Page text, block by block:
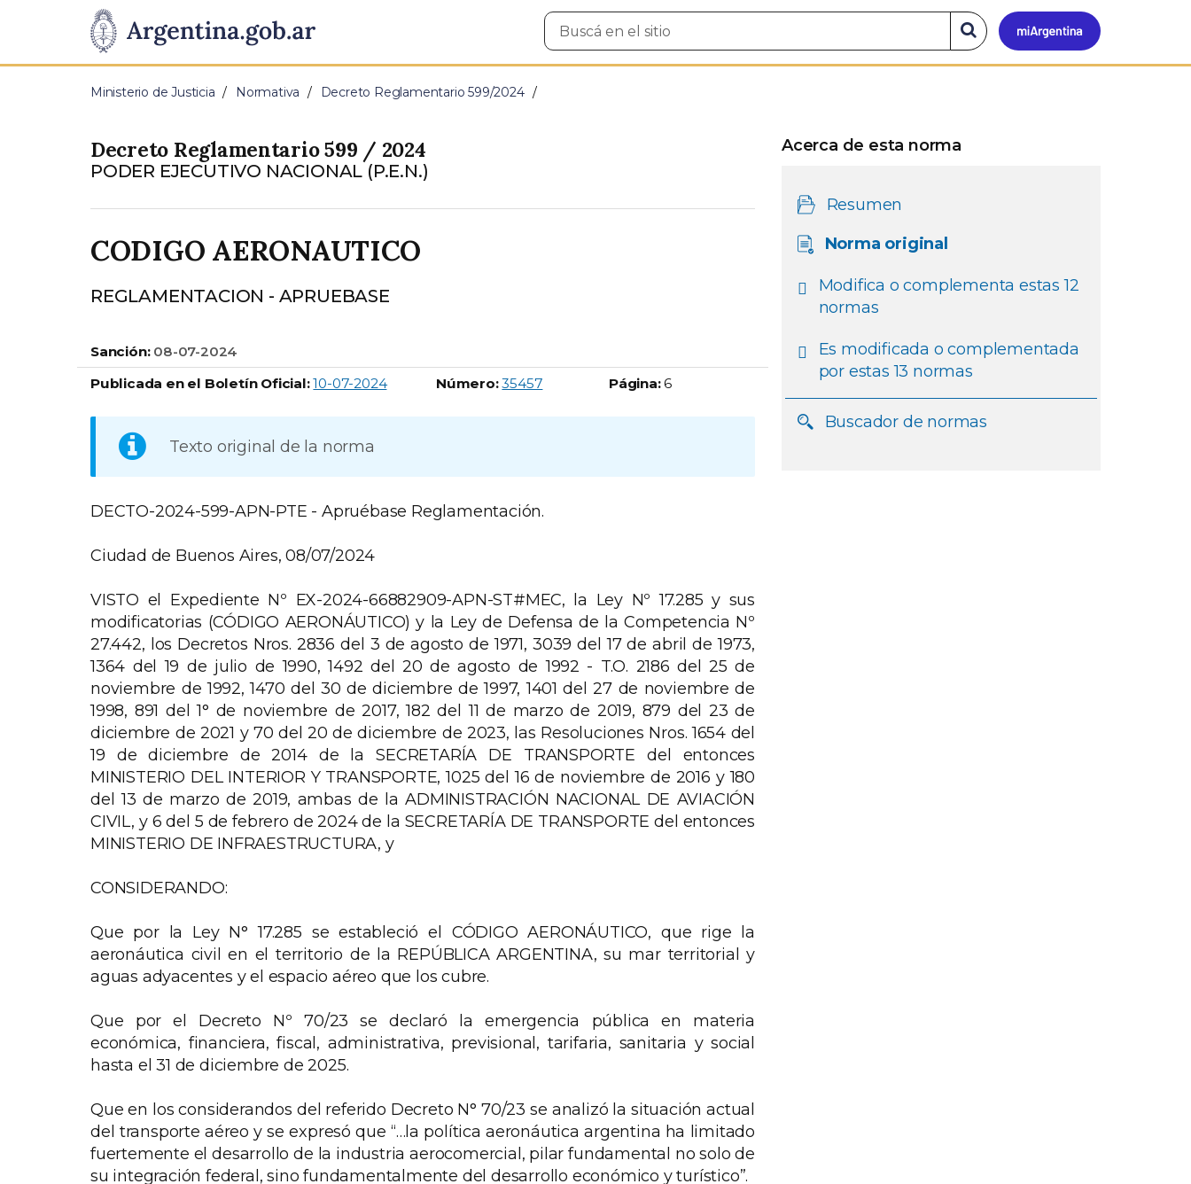
Presidencia
de
Pasar al contenido principal
Mi
Buscar
en
Buscar
en
el
Ministerio de Justicia Normativa Decreto Reglamentario 599/2024
Decreto Reglamentario 599 / 2024
PODER EJECUTIVO NACIONAL (P.E.N.)
CODIGO AERONAUTICO
REGLAMENTACION - APRUEBASE
Sanción: 08-07-2024
Publicada en el Boletín Oficial: 10-07-2024 Número:Boletín Oficial número:
35457 Página: 6
Texto original de la norma
DECTO-2024-599-APN-PTE - Apruébase Reglamentación.
Ciudad de Buenos Aires, 08/07/2024
VISTO el Expediente Nº EX-2024-66882909-APN-ST#MEC, la Ley Nº 17.285 y sus
modificatorias (CÓDIGO AERONÁUTICO) y la Ley de Defensa de la Competencia Nº
27.442, los Decretos Nros. 2836 del 3 de agosto de 1971, 3039 del 17 de abril de 1973,
1364 del 19 de julio de 1990, 1492 del 20 de agosto de 1992 - T.O. 2186 del 25 de
noviembre de 1992, 1470 del 30 de diciembre de 1997, 1401 del 27 de noviembre de
1998, 891 del 1° de noviembre de 2017, 182 del 11 de marzo de 2019, 879 del 23 de
diciembre de 2021 y 70 del 20 de diciembre de 2023, las Resoluciones Nros. 1654 del
19 de diciembre de 2014 de la SECRETARÍA DE TRANSPORTE del entonces
MINISTERIO DEL INTERIOR Y TRANSPORTE, 1025 del 16 de noviembre de 2016 y 180
del 13 de marzo de 2019, ambas de la ADMINISTRACIÓN NACIONAL DE AVIACIÓN
CIVIL, y 6 del 5 de febrero de 2024 de la SECRETARÍA DE TRANSPORTE del entonces
MINISTERIO DE INFRAESTRUCTURA, y
CONSIDERANDO:
Que por la Ley N° 17.285 se estableció el CÓDIGO AERONÁUTICO, que rige la
aeronáutica civil en el territorio de la REPÚBLICA ARGENTINA, su mar territorial y
aguas adyacentes y el espacio aéreo que los cubre.
Que por el Decreto Nº 70/23 se declaró la emergencia pública en materia
económica, financiera, fiscal, administrativa, previsional, tarifaria, sanitaria y social
hasta el 31 de diciembre de 2025.
Que en los considerandos del referido Decreto N° 70/23 se analizó la situación actual
del transporte aéreo y se expresó que “…la política aeronáutica argentina ha limitado
fuertemente el desarrollo de la industria aerocomercial, pilar fundamental no solo de
su integración federal, sino fundamentalmente del desarrollo económico y turístico”.
Acerca de esta norma
Resumen
Norma original
Modifica o complementa estas 12
normas
Es modificada o complementada
por estas 13 normas
Buscador de normas